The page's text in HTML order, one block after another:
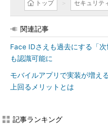
トップ セキュリテ
関連記事
Face IDさえも過去にする「
も認識可能に
モバイルアプリで実装が増え
上回るメリットとは
記事ランキング